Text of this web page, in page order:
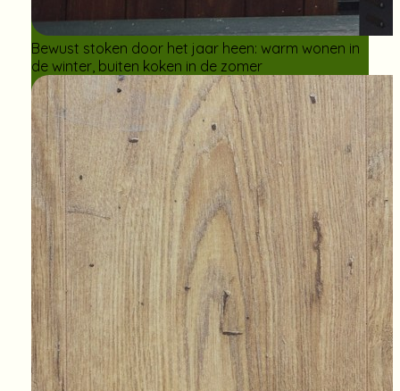
Bewust stoken door het jaar heen: warm wonen in
de winter, buiten koken in de zomer